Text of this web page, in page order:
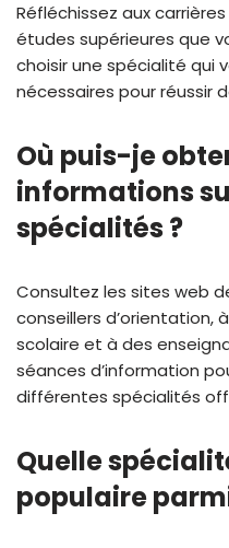
Réfléchissez aux
études supérieures que
choisir une spécialité qui
nécessaires pour réussir
Où puis-je
informations
spécialités ?
Consultez les sites web
conseillers d’orientation,
scolaire et à des
séances d’information
différentes spécialités
Quelle
populaire